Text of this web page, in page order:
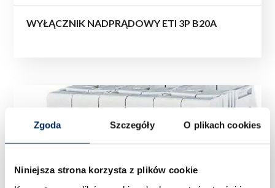
Zgoda Szczegóły O plikach cookies
Niniejsza strona korzysta z plików cookie
WYŁĄCZNIK NADPRĄDOWY ETI 3P B20A